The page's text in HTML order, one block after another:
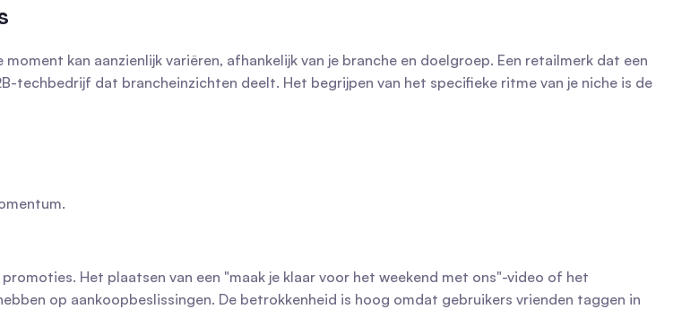
kan aanzienlijk variëren, afhankelijk van je branche en doelgroep. Een retailmerk dat een
techbedrijf dat brancheinzichten deelt. Het begrijpen van het specifieke ritme van je niche is de
Het plaatsen van een "maak je klaar voor het weekend met ons"-video of het
op aankoopbeslissingen. De betrokkenheid is hoog omdat gebruikers vrienden taggen in